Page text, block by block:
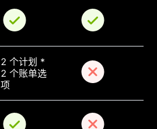
2 个计划 *
2 个账单选
项